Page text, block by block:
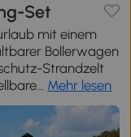
Set
mit einem
Bollerwagen
Strandzelt
Mehr lesen